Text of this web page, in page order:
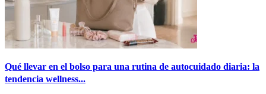
Qué llevar en el bolso para una rutina de autocuidado diaria: la
tendencia wellness...